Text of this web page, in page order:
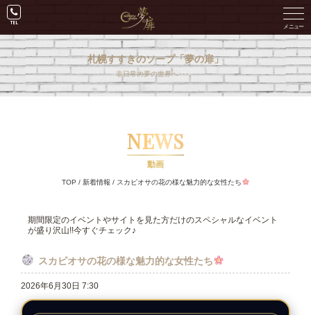
札幌すすきのソープ「夢の扉」
非日常の夢の世界へ･･･。
NEWS
動画
TOP / 新着情報 / スカピオサの花の様な魅力的な女性たち
期間限定のイベントやサイトを見た方だけのスペシャルなイベント
が盛り沢山!!今すぐチェック♪
スカピオサの花の様な魅力的な女性たち
2026年6月30日 7:30